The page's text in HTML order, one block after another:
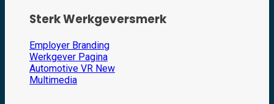
Sterk Werkgeversmerk
Employer Branding
Werkgever Pagina
Automotive VR
Multimedia